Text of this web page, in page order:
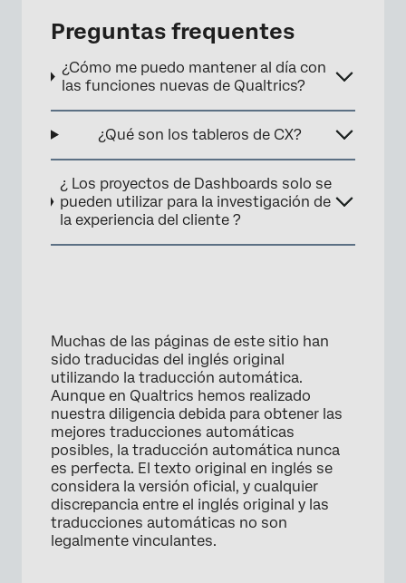
×
Preguntas frequentes
¿Cómo me puedo mantener al día con
las funciones nuevas de Qualtrics?
¿Qué son los tableros de CX?
¿ Los proyectos de Dashboards solo se
pueden utilizar para la investigación de
la experiencia del cliente ?
Muchas de las páginas de este sitio han
sido traducidas del inglés original
utilizando la traducción automática.
Aunque en Qualtrics hemos realizado
nuestra diligencia debida para obtener las
mejores traducciones automáticas
posibles, la traducción automática nunca
es perfecta. El texto original en inglés se
considera la versión oficial, y cualquier
discrepancia entre el inglés original y las
traducciones automáticas no son
legalmente vinculantes.